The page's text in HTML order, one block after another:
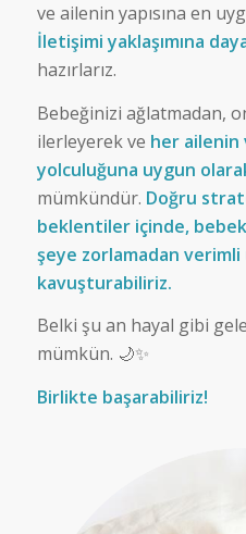
ve ailenin yapısına en
İletişimi yaklaşımına
hazırlarız.
Bebeğinizi ağlatmadan,
ilerleyerek ve her ailenin
yolculuğuna uygun
mümkündür. Doğru
beklentiler içinde,
şeye zorlamadan verimli
kavuşturabiliriz.
Belki şu an hayal gibi
mümkün. 🌙✨
Birlikte başarabiliriz!